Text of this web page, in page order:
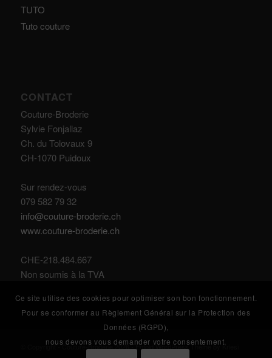
TUTO
Tuto couture
CONTACT
Couture-Broderie
Sylvie Fonjallaz
Ch. du Tolovaux 9
CH-1070 Puidoux
Sur rendez-vous
079 582 79 32
info@couture-broderie.ch
www.couture-broderie.ch
CHE-218.484.667
Non soumis à la TVA
© Copyright - Couture-Broderie 2026 -Enfold WordPress Theme by Kriesi
Ce site utilise des cookies pour optimiser son bon fonctionnement.
Pour se conformer au Règlement Général sur la Protection des
Données (RGPD),
nous devons vous demander votre consentement.